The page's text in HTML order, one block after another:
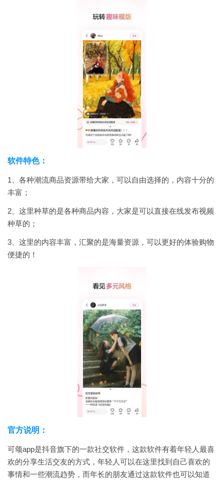
软件特色：
1、各种潮流商品资源带给大家，可以自由选择的，内容十分的
丰富；
2、这里种草的是各种商品内容，大家是可以直接在线发布视频
种草的；
3、这里的内容丰富，汇聚的是海量资源，可以更好的体验购物
便捷的！
官方说明：
可颂app是抖音旗下的一款社交软件，这款软件有着年轻人最喜
欢的分享生活交友的方式，年轻人可以在这里找到自己喜欢的
事情和一些潮流趋势，而年长的朋友通过这款软件也可以知道